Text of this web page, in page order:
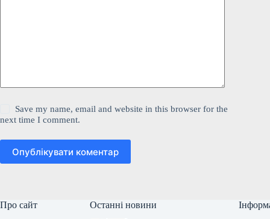
Save my name, email and website in this browser for the
next time I comment.
Опублікувати коментар
Про сайт Останні новини